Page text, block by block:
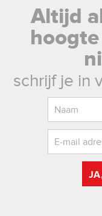
Altijd
schrijf je in